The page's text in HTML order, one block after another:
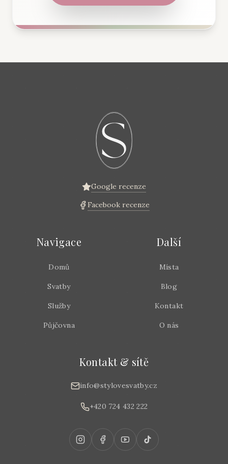
Google recenze
Facebook recenze
Navigace
Domů
Svatby
Služby
Půjčovna
Další
Místa
Blog
Kontakt
O nás
Kontakt & sítě
info@stylovesvatby.cz
+420 724 432 222